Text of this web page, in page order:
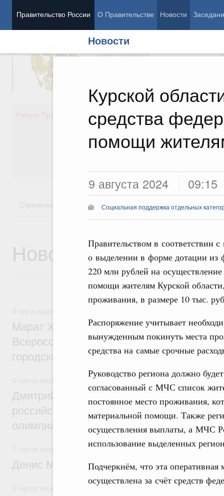
Правительство России О Правительстве Новости
Новости
Курской
средства
помощи
9 августа 2024 09:15
Социальная поддержка отдельных
Правительством в соответствии
о выделении в форме дотации из
220 млн рублей на
помощи жителям Курской
проживания, в размере 10 тыс.
Распоряжение учитывает
вынужденным покинуть места
средства на самые срочные
Руководство региона должно
согласованный с МЧС список
постоянное место проживания,
материальной помощи. Также
осуществления выплаты, а МЧС
использование выделенных
Подчеркнём, что эта оперативная
осуществлена за счёт средств
Председатель Правительства
Вице-премьеры
Работа Правительства
Демография
Здоровье
Культура
Стратегии Государственные программы
Новости
Марат Хуснуллин провёл заседание
Всероссийского конкурса лучших
городской среды
Отрасль информационных технологий
Дмитрий Чернышенко и Сергей Кравцов
российскую сборную с победой на
олимпиаде по искусственному
Общие вопросы промышленной политики
Денис Мантуров посетил Ярославскую
Бюджеты субъектов Федерации.